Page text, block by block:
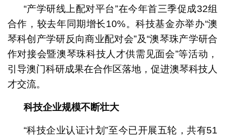
“产学研线上配对平台”在今年首三季促成32组
合作，较去年同期增长10%。科技基金亦举办“澳
琴科创产学研反向商业配对会”及“澳琴珠产学研合
作对接会暨澳琴珠科技人才供需见面会”等活动，
引导澳门科研成果在合作区落地，促进澳琴科技人
才交流。
科技企业规模不断壮大
“科技企业认证计划”至今已开展五轮，共有51